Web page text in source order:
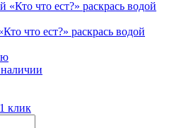
что ест?» раскрась водой
клик